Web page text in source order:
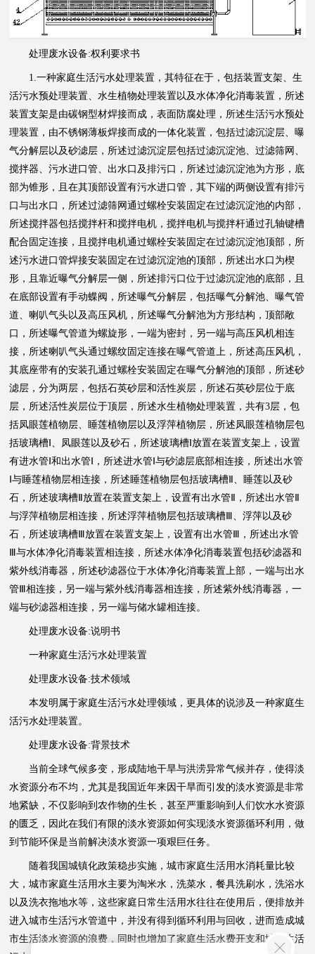
处理废水设备:权利要求书
1.一种家庭生活污水处理装置，其特征在于，包括装置支架、生
活污水预处理装置、水生植物处理装置以及水体净化消毒装置，所述
装置支架是由碳钢型材焊接而成，表面防腐处理，所述生活污水预处
理装置，由不锈钢薄板焊接而成的一体化装置，包括过滤沉淀层、曝
气分解层以及砂滤层，所述过滤沉淀层包括过滤沉淀池、过滤筛网、
搅拌器、污水进口管、出水口及排污口，所述过滤沉淀池为方形，底
部为锥形，且在其顶部设置有污水进口管，其下端的两侧设置有排污
口与出水口，所述过滤筛网通过螺栓安装固定在过滤沉淀池的内部，
所述搅拌器包括搅拌杆和搅拌电机，搅拌电机与搅拌杆通过孔轴键槽
配合固定连接，且搅拌电机通过螺栓安装固定在过滤沉淀池顶部，所
述污水进口管焊接安装固定在过滤沉淀池的顶部，所述出水口为楔
形，且靠近曝气分解层一侧，所述排污口位于过滤沉淀池的底部，且
在底部设置有手动蝶阀，所述曝气分解层，包括曝气分解池、曝气管
道、喇叭气头以及高压风机，所述曝气分解池为方形结构，顶部敞
口，所述曝气管道为螺旋形，一端为密封，另一端与高压风机相连
接，所述喇叭气头通过螺纹固定连接在曝气管道上，所述高压风机，
其底座带有的安装孔通过螺栓安装固定在曝气分解池的顶部，所述砂
滤层，分为两层，包括石英砂层和活性炭层，所述石英砂层位于底
层，所述活性炭层位于顶层，所述水生植物处理装置，共有3层，包
括凤眼莲植物层、睡莲植物层以及浮萍植物层，所述凤眼莲植物层包
括玻璃槽Ⅰ、凤眼莲以及砂石，所述玻璃槽Ⅰ放置在装置支架上，设置
有进水管Ⅰ和出水管Ⅰ，所述进水管Ⅰ与砂滤层底部相连接，所述出水管
Ⅰ与睡莲植物层相连接，所述睡莲植物层包括玻璃槽Ⅱ、睡莲以及砂
石，所述玻璃槽Ⅱ放置在装置支架上，设置有出水管Ⅱ，所述出水管Ⅱ
与浮萍植物层相连接，所述浮萍植物层包括玻璃槽Ⅲ、浮萍以及砂
石，所述玻璃槽Ⅲ放置在装置支架上，设置有出水管Ⅲ，所述出水管
Ⅲ与水体净化消毒装置相连接，所述水体净化消毒装置包括砂滤器和
紫外线消毒器，所述砂滤器位于水体净化消毒装置上部，一端与出水
管Ⅲ相连接，另一端与紫外线消毒器相连接，所述紫外线消毒器，一
端与砂滤器相连接，另一端与储水罐相连接。
处理废水设备:说明书
一种家庭生活污水处理装置
处理废水设备:技术领域
本发明属于家庭生活污水处理领域，更具体的说涉及一种家庭生
活污水处理装置。
处理废水设备:背景技术
当前全球气候多变，形成陆地干旱与洪涝异常气候并存，使得淡
水资源分布不均，尤其是我国近年来因干旱而引发的淡水资源是非常
地紧缺，不仅影响到农作物的生长，甚至严重影响到人们饮水水资源
的匮乏，因此在我们有限的淡水资源如何实现淡水资源循环利用，做
到节能环保是当前解决淡水资源一项艰巨任务。
随着我国城镇化政策稳步实施，城市家庭生活用水消耗量比较
大，城市家庭生活用水主要为淘米水，洗菜水，餐具洗刷水，洗浴水
以及洗衣拖地水等，这些家庭日常生活用水往往在使用后，便排放并
进入城市生活污水管道中，并没有得到循环利用与回收，进而造成城
市生活淡水资源的浪费，同时也增加了家庭生活水费开支和城市生活